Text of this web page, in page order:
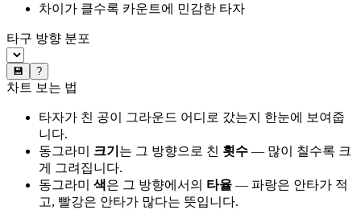
차이가 클수록 카운트에 민감한 타자
타구 방향 분포
💾 ?
차트 보는 법
타자가 친 공이 그라운드 어디로 갔는지 한눈에 보여줍
니다.
동그라미 크기 는 그 방향으로 친 횟수 — 많이 칠수록 크
게 그려집니다.
동그라미 색은 그 방향에서의 타율 — 파랑은 안타가 적
고, 빨강은 안타가 많다는 뜻입니다.